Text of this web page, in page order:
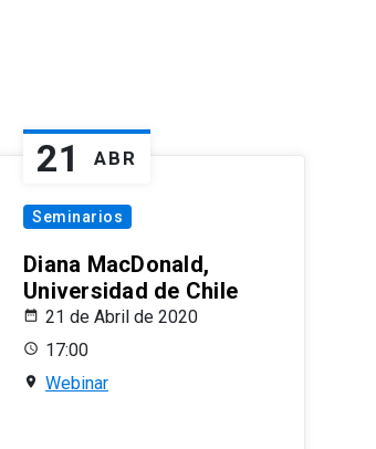
21 ABR
Seminarios
Diana MacDonald,
Universidad de Chile
21 de Abril de 2020
17:00
Webinar